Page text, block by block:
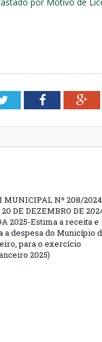
TwitterFacebook
MUNICIPAL Nº 208/
20 DE DEZEMBRO DE
2025-Estima a receita e
a despesa do Município
para o exercício
2025)